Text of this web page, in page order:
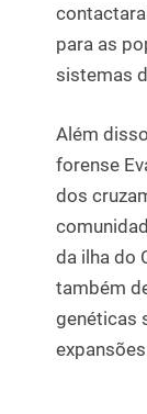
para as
sistemas
Além
forense
dos
da ilha do
também
genéticas